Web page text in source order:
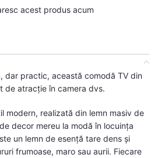
acest produs acum
dar practic, această comodă TV din
de atracție în camera dvs.
modern, realizată din lemn masiv de
decor mereu la modă în locuința
un lemn de esență tare dens și
frumoase, maro sau aurii. Fiecare